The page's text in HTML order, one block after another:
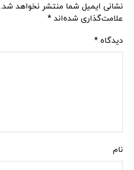
نشانی ایمیل شما منتشر نخواهد شد.
علامت‌گذاری شده‌اند*
دیدگاه*
نام